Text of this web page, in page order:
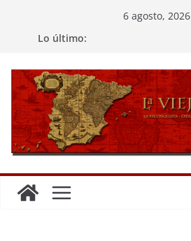
6 agosto, 2026
Lo último: